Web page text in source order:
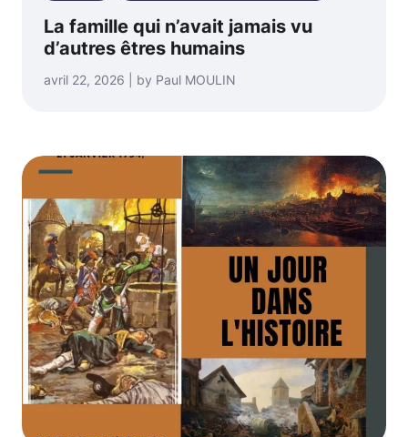
La famille qui n’avait jamais vu
d’autres êtres humains
avril 22, 2026 | by Paul MOULIN